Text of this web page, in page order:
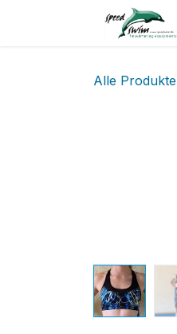
Alle Produkte